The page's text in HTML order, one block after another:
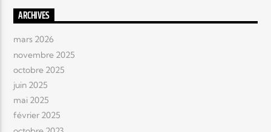
ARCHIVES
mars 2026
novembre 2025
octobre 2025
juin 2025
mai 2025
février 2025